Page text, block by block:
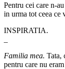
Pentru cei care n-
in urma tot ceea ce
INSPIRATIA.
Familia mea. Tata,
pentru care nu